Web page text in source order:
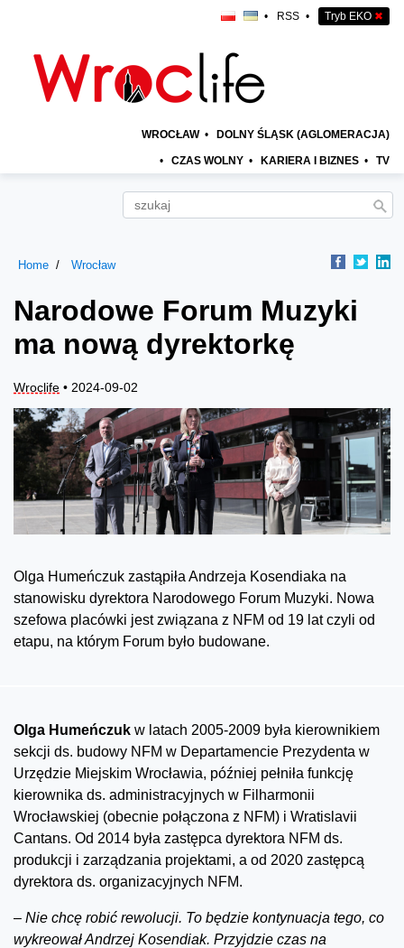
• RSS • Tryb EKO ✖
WROCŁAW • DOLNY ŚLĄSK (AGLOMERACJA)
• CZAS WOLNY • KARIERA I BIZNES • TV
Home Wrocław
Narodowe Forum Muzyki
ma nową dyrektorkę
Wroclife • 2024-09-02
Olga Humeńczuk zastąpiła Andrzeja Kosendiaka na
stanowisku dyrektora Narodowego Forum Muzyki. Nowa
szefowa placówki jest związana z NFM od 19 lat czyli od
etapu, na którym Forum było budowane.
Olga Humeńczuk w latach 2005-2009 była kierownikiem
sekcji ds. budowy NFM w Departamencie Prezydenta w
Urzędzie Miejskim Wrocławia, później pełniła funkcję
kierownika ds. administracyjnych w Filharmonii
Wrocławskiej (obecnie połączona z NFM) i Wratislavii
Cantans. Od 2014 była zastępca dyrektora NFM ds.
produkcji i zarządzania projektami, a od 2020 zastępcą
dyrektora ds. organizacyjnych NFM.
– Nie chcę robić rewolucji. To będzie kontynuacja tego, co
wykreował Andrzej Kosendiak. Przyjdzie czas na